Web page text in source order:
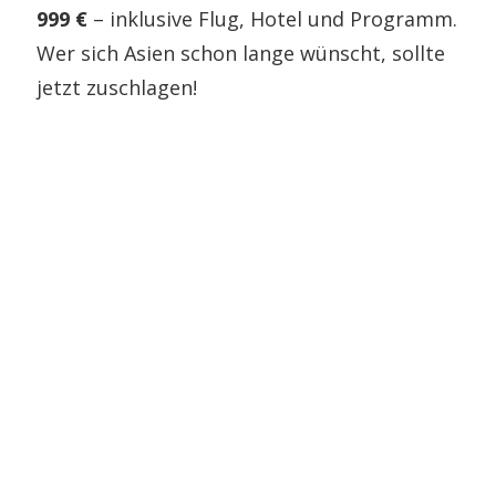
999 € – inklusive Flug, Hotel und Programm.
Wer sich Asien schon lange wünscht, sollte
jetzt zuschlagen!